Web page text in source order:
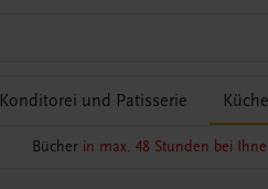
Konditorei und Patisserie Küche
Bücher in max. 48 Stunden bei